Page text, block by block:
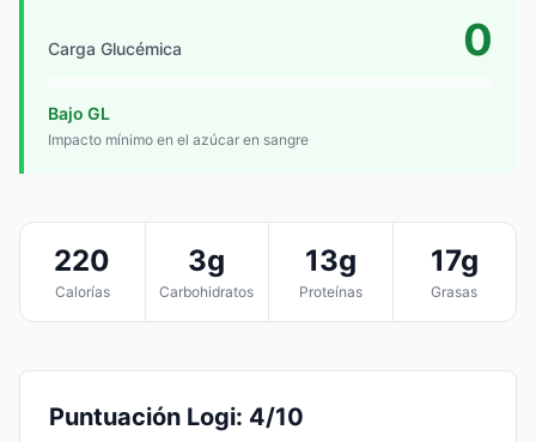
Carga Glucémica 0
Bajo GL
Impacto mínimo en el azúcar en sangre
220
Calorías
3g
Carbohidratos
13g
Proteínas
17g
Grasas
Puntuación Logi: 4/10